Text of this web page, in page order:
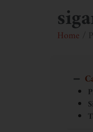
Home /